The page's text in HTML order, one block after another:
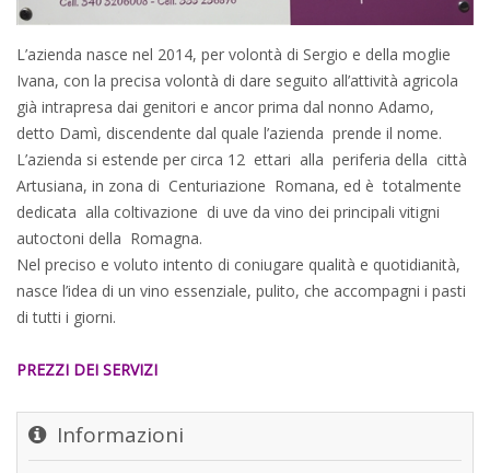
L’azienda nasce nel 2014, per volontà di Sergio e della moglie
Ivana, con la precisa volontà di dare seguito all’attività agricola
già intrapresa dai genitori e ancor prima dal nonno Adamo,
detto Damì, discendente dal quale l’azienda prende il nome.
L’azienda si estende per circa 12 ettari alla periferia della città
Artusiana, in zona di Centuriazione Romana, ed è totalmente
dedicata alla coltivazione di uve da vino dei principali vitigni
autoctoni della Romagna.
Nel preciso e voluto intento di coniugare qualità e quotidianità,
nasce l’idea di un vino essenziale, pulito, che accompagni i pasti
di tutti i giorni.
PREZZI DEI SERVIZI
Informazioni